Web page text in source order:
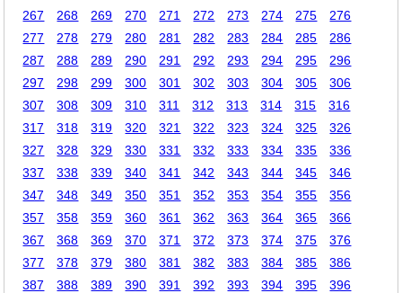
267 268 269 270 271 272 273 274 275
276
277
278 279 280 281 282 283 284 285
286
287
288 289 290 291 292 293 294 295
296
297
298 299 300 301 302 303 304 305
306
307
308 309 310 311 312 313 314 315
316
317
318 319 320 321 322 323 324 325
326
327
328 329 330 331 332 333 334 335
336
337
338 339 340 341 342 343 344 345
346
347
348 349 350 351 352 353 354 355
356
357
358 359 360 361 362 363 364 365
366
367
368 369 370 371 372 373 374 375
376
377
378 379 380 381 382 383 384 385
386
387
388 389 390 391 392 393 394 395
396